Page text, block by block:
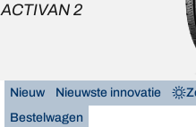
ACTIVAN 2
Nieuw Nieuwste innovatie
Bestelwagen